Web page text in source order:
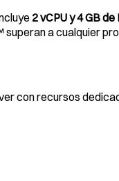
2 vCPU y 4 GB de
a cualquier
con recursos